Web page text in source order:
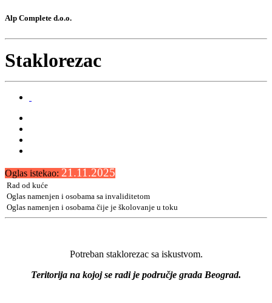
Alp Complete d.o.o.
Staklorezac
Oglas istekao: 21.11.2025
Rad od kuće
Oglas namenjen i osobama sa invaliditetom
Oglas namenjen i osobama čije je školovanje u toku
Potreban staklorezac sa iskustvom.
Teritorija na kojoj se radi je područje grada Beograd.